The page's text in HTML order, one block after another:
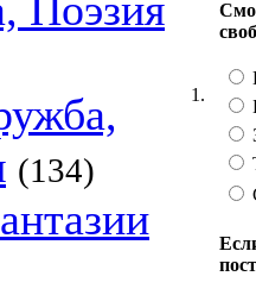
(134)
1.